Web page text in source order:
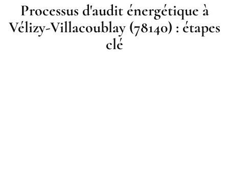
Processus d'audit énergétique à
Vélizy-Villacoublay (78140) : étapes
clé